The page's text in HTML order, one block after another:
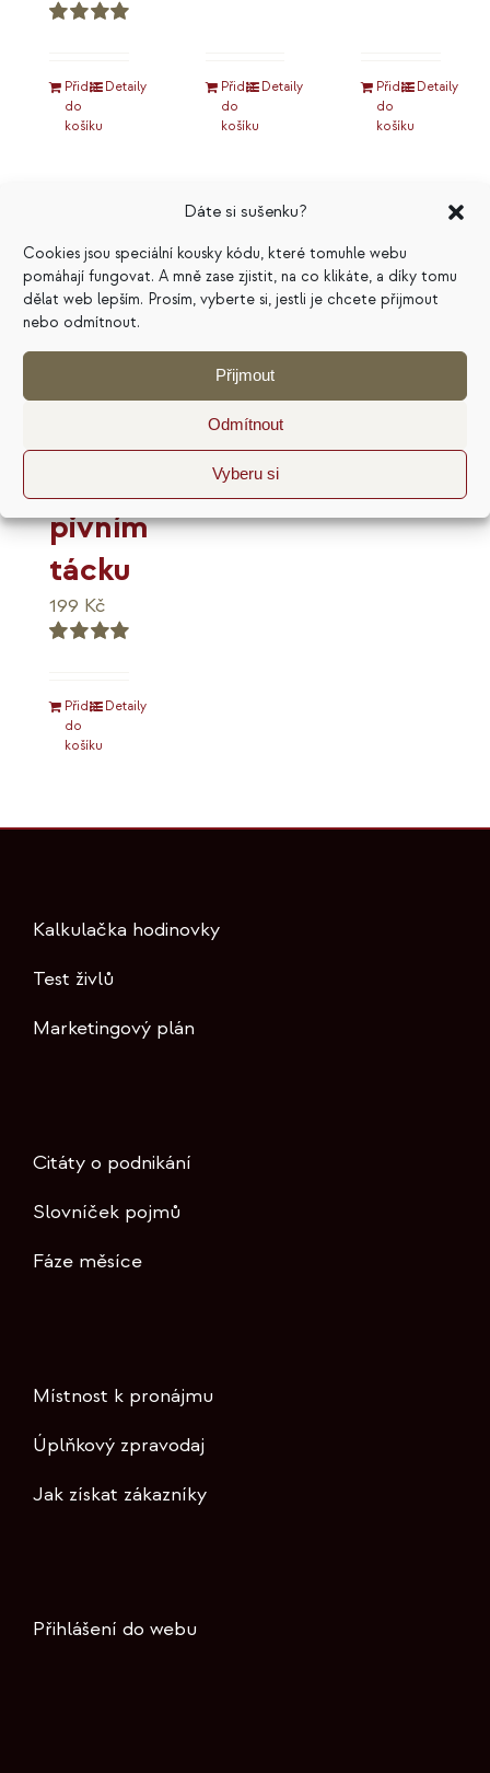
Dáte si sušenku?
Cookies jsou speciální kousky kódu, které tomuhle webu
pomáhají fungovat. A mně zase zjistit, na co klikáte, a díky tomu
dělat web lepším. Prosím, vyberte si, jestli je chcete přijmout
nebo odmítnout.
Přijmout
Odmítnout
Vyberu si
Přidat
do
košíku
Detaily
Přidat
do
košíku
Detaily
Přidat
do
košíku
Detaily
Marketingový
plán
pivním
tácku
199 Kč
Přidat
do
košíku
Detaily
Kalkulačka hodinovky
Test živlů
Marketingový plán
Citáty o podnikání
Slovníček pojmů
Fáze měsíce
Místnost k pronájmu
Úplňkový zpravodaj
Jak získat zákazníky
Přihlášení do webu